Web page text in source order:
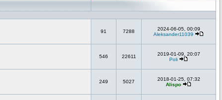
91 7288
2024-06-05, 00:09
Aleksander11039
546 22611
2019-01-09, 20:07
Poli
249 5027
2018-01-25, 07:32
Alispo